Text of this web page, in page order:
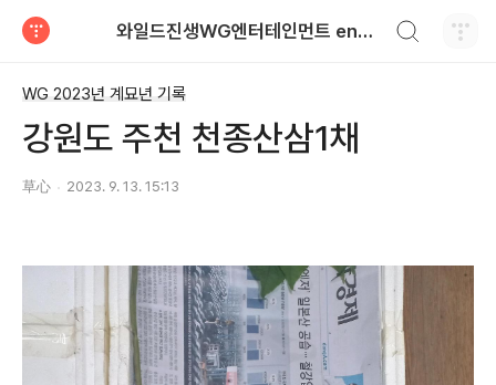
와일드진생WG엔터테인먼트 entertainment
WG 2023년 계묘년 기록
강원도 주천 천종산삼1채
草心 2023. 9. 13. 15:13